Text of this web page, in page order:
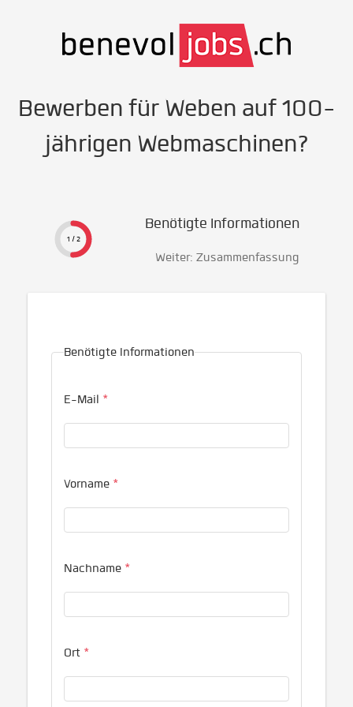
Bewerben für Weben auf 100-
jährigen Webmaschinen?
1 / 2
Benötigte Informationen
Weiter: Zusammenfassung
Benötigte Informationen
E-Mail *
Vorname *
Nachname *
Ort *